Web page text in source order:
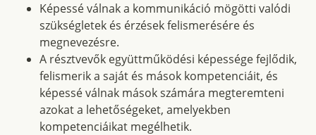
Képessé válnak a kommunikáció mögötti valódi
szükségletek és érzések felismerésére és
megnevezésre.
A résztvevők együttműködési képessége fejlődik,
felismerik a saját és mások kompetenciáit, és
képessé válnak mások számára megteremteni
azokat a lehetőségeket, amelyekben
kompetenciáikat megélhetik.